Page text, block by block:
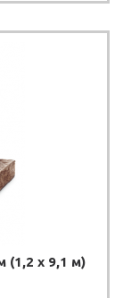
(1,2 х 9,1 м)